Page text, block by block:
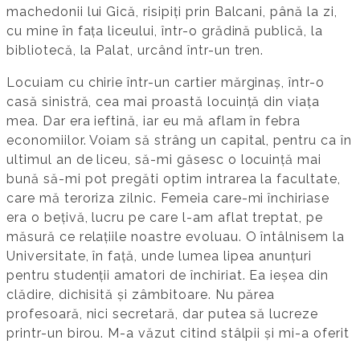
machedonii lui Gică, risipiți prin Balcani, până la zi,
cu mine în fața liceului, într-o grădină publică, la
bibliotecă, la Palat, urcând într-un tren.
Locuiam cu chirie într-un cartier mărginaș, într-o
casă sinistră, cea mai proastă locuință din viața
mea. Dar era ieftină, iar eu mă aflam în febra
economiilor. Voiam să strâng un capital, pentru ca în
ultimul an de liceu, să-mi găsesc o locuință mai
bună să-mi pot pregăti optim intrarea la facultate,
care mă teroriza zilnic. Femeia care-mi închiriase
era o bețivă, lucru pe care l-am aflat treptat, pe
măsură ce relațiile noastre evoluau. O întâlnisem la
Universitate, în față, unde lumea lipea anunțuri
pentru studenții amatori de închiriat. Ea ieșea din
clădire, dichisită și zâmbitoare. Nu părea
profesoară, nici secretară, dar putea să lucreze
printr-un birou. M-a văzut citind stâlpii și mi-a oferit